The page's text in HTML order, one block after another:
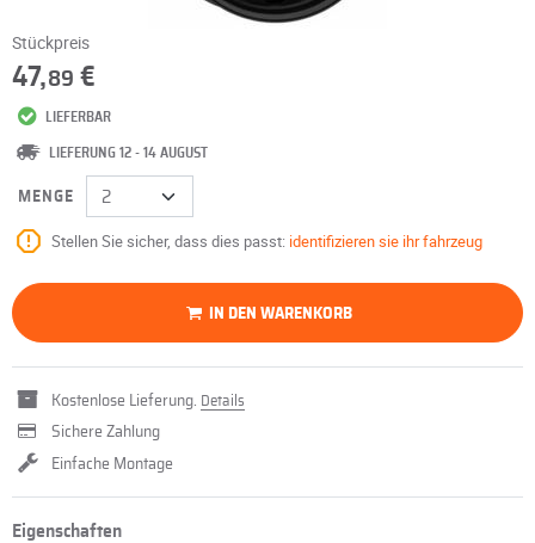
Stückpreis
47,89 €
LIEFERBAR
LIEFERUNG 12 - 14 AUGUST
MENGE
Stellen Sie sicher, dass dies passt: identifizieren sie ihr fahrzeug
IN DEN WARENKORB
Kostenlose Lieferung. Details
Sichere Zahlung
Einfache Montage
Eigenschaften